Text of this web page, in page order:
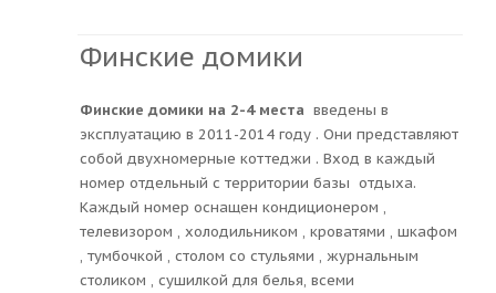
Финские домики
Финские домики на 2-4 места введены в
эксплуатацию в 2011-2014 году . Они представляют
собой двухномерные коттеджи . Вход в каждый
номер отдельный с территории базы отдыха.
Каждый номер оснащен кондиционером ,
телевизором , холодильником , кроватями , шкафом
, тумбочкой , столом со стульями , журнальным
столиком , сушилкой для белья, всеми